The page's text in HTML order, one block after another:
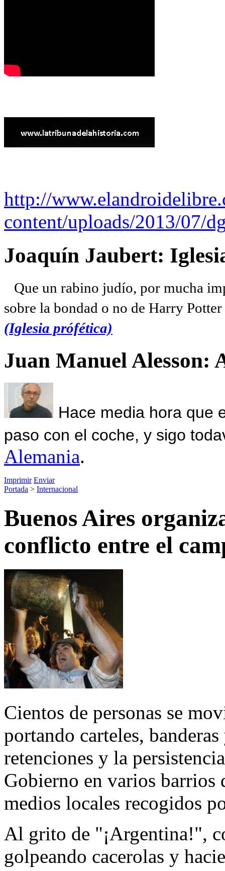
http://
content/uploads/2013/07/
Joaquín Jaubert:
Que un rabino judío, por mucha
sobre la bondad o no de Harry
(Iglesia prófética)
Juan Manuel Alesson:
Hace media hora que
paso con el coche, y sigo
Alemania.
Imprimir Enviar
Portada > Internacional
Buenos Aires
conflicto entre el
Cientos de personas se
portando carteles,
retenciones y la
Gobierno en varios
medios locales recogidos
Al grito de "¡Argentina!",
golpeando cacerolas y